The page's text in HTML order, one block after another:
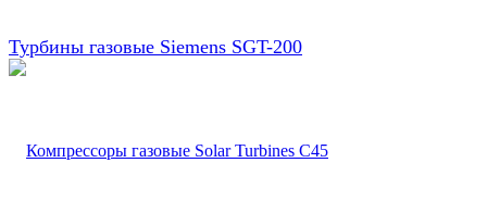
Турбины газовые Siemens SGT-200